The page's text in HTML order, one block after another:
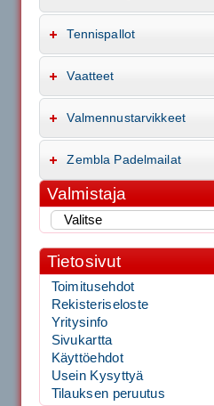
Tennispallot
Vaatteet
Valmennustarvikkeet
Zembla Padelmailat
Valmistaja
Tietosivut
Toimitusehdot
Rekisteriseloste
Yritysinfo
Sivukartta
Käyttöehdot
Usein Kysyttyä
Tilauksen peruutus